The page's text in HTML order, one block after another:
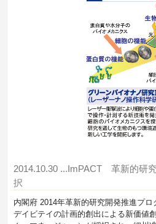
2014.10.30 ...ImPACT 革新的研
択
内閣府 2014年革新的研究開発推進プロ
デイビテイの計画的創出による新価値創